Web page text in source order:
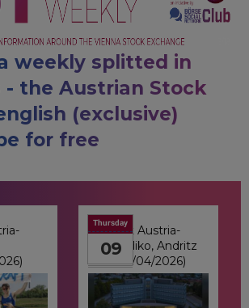
weekly splitted in
- the Austrian Stock
(exclusive)
for free
Thursday
09
21st Austria-
Addiko, Andritz
(09/04/2026)